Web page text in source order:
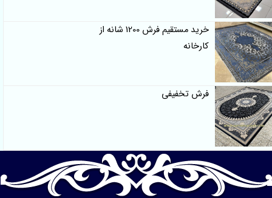
خرید مستقیم فرش 1200 شانه از
کارخانه
فرش تخفیفی